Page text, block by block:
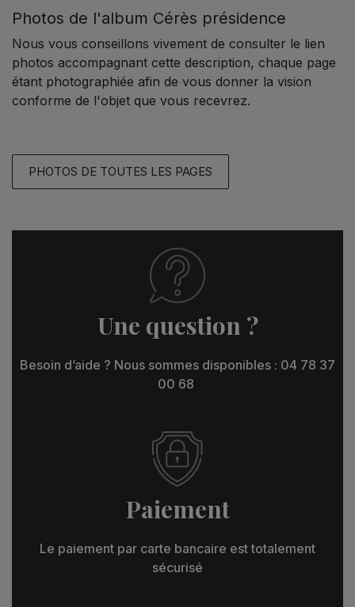
Photos de l'album Cérès présidence
Nous vous conseillons vivement de consulter le lien
photos accompagnant cette description, chaque page
étant photographiée afin de vous donner la vision
conforme de l'objet que vous recevrez.
PHOTOS DE TOUTES LES PAGES
Une question ?
Besoin d’aide ? Nous sommes disponibles : 04 78 37
00 68
Paiement
Le paiement par carte bancaire est totalement
sécurisé